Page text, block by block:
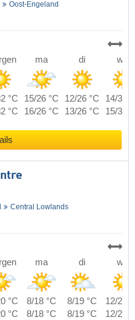
Oost-Engeland
ma di wo
°C 15/26 °C 12/26 °C
14/30
°C 16/26 °C 13/26 °C 15/30
Central Lowlands
ma di wo
°C 8/18 °C 8/19 °C
12/25
°C 8/18 °C 8/19 °C 12/25